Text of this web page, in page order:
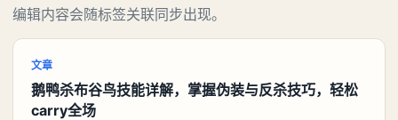
编辑内容会随标签关联同步出现。
文章
鹅鸭杀布谷鸟技能详解，掌握伪装与反杀技巧，轻松
carry全场